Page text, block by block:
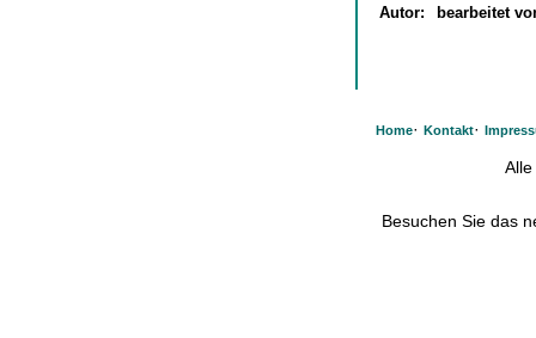
Autor:
bearbeitet
Home· Kontakt·
Besuchen Sie das